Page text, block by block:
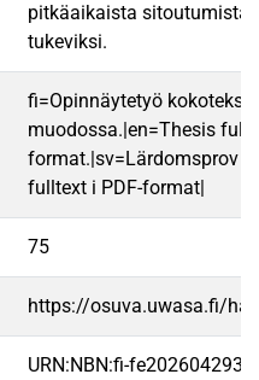
pitkäaikaista sitoutumista
tukeviksi.
fi=Opinnäytetyö
muodossa.|en=Thesis
format.|sv=Lärdomsprov
fulltext i PDF-format|
75
https://osuva.uwasa.fi/
URN:NBN:fi-